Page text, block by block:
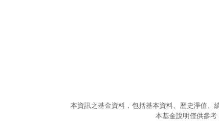
本資訊之基金資料，包括基本資料、歷史淨值、
本基金說明僅供參